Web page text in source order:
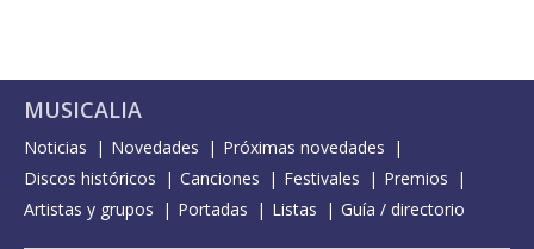
MUSICALIA
Noticias Novedades
Próximas novedades
Discos históricos
Canciones Festivales
Premios
Artistas y grupos
Portadas Listas Guía / directorio